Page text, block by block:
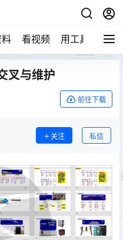
看视频 用工具 论技
叉与维护
前往下载
关注 私信